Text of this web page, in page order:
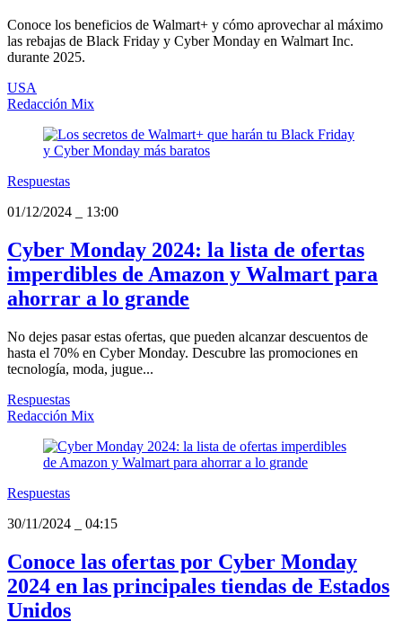
Conoce los beneficios de Walmart+ y cómo aprovechar al máximo
las rebajas de Black Friday y Cyber Monday en Walmart Inc.
durante 2025.
USA
Redacción Mix
Respuestas
01/12/2024
13:00
Cyber Monday 2024: la lista de ofertas
imperdibles de Amazon y Walmart para
ahorrar a lo grande
No dejes pasar estas ofertas, que pueden alcanzar descuentos de
hasta el 70% en Cyber Monday. Descubre las promociones en
tecnología, moda, jugue...
Respuestas
Redacción Mix
Respuestas
30/11/2024
04:15
Conoce las ofertas por Cyber Monday
2024 en las principales tiendas de Estados
Unidos